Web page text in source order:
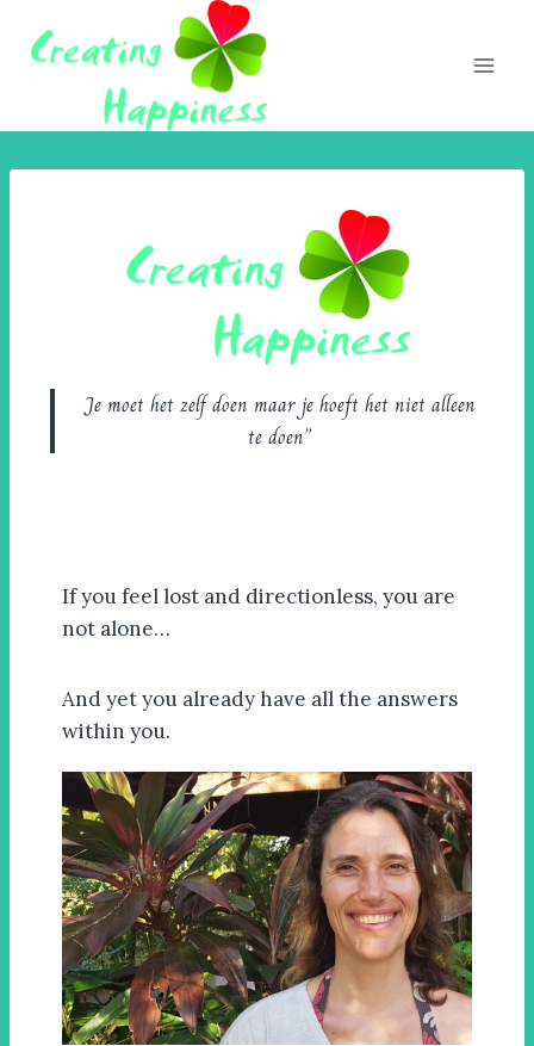
Je moet het zelf doen maar je hoeft het niet alleen
te doen”
If you feel lost and directionless, you are
not alone…
And yet you already have all the answers
within you.